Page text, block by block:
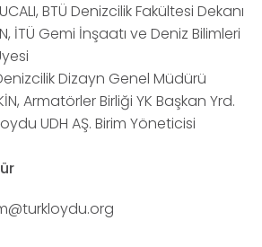
BTÜ Denizcilik Fakültesi Dekanı
İTÜ Gemi İnşaatı ve Deniz Bilimleri
Dizayn Genel Müdürü
Armatörler Birliği YK Başkan Yrd.
UDH AŞ. Birim Yöneticisi